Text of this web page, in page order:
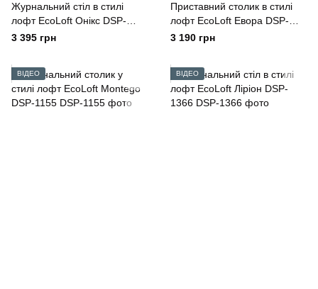
Журнальний стіл в стилі
лофт EcoLoft Онікс DSP-
1282
3 395 грн
Приставний столик в стилі
лофт EcoLoft Евора DSP-
1346
3 190 грн
ВІДЕО ВІДЕО